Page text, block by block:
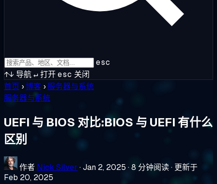
esc
↑↓ 导航↵打开esc 关闭
首页 ›博客 › 服务器与系统
服务器与系统
UEFI 与 BIOS 对比:BIOS 与 UEFI 有什么
区别
作者 Nick Silver ·Jan 2, 2025 ·8 分钟阅读· 更新于
Feb 20, 2025